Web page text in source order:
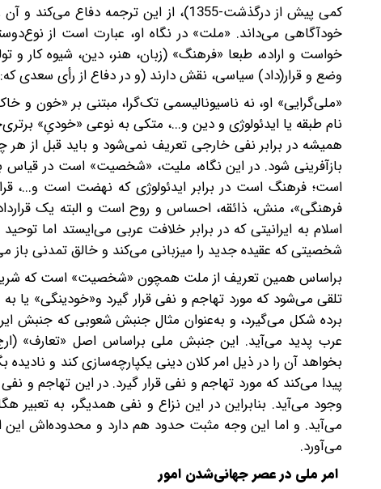
کمی پیش از درگذشت‌-1355)، از این ترجمه
خودآگاهی می‌داند. «ملت» در نگاه او، عبارت است از
خواست و اراده، طبعا «فرهنگ» (زبان، هنر، دین، شیوه کار
وضع و قرار(داد) سیاسی، نقش دارند (و در دفاع از رأی سعدی
«ملی‌گرایی» او، نه ناسیونالیسمی تک‌گرا، مبتنی بر «خون و
نام طبقه یا ایدئولوژی و دین و...، متکی به نوعی «خودیِ»
همیشه در برابر نفی خارجی تعریف نمی‌شود و باید قبل از هر
بازآفرینی شود. در این نگاه، ملیت، «شخصیت» است در قیاس
است؛ فرهنگ است در برابر ایدئولوژی که نهضت است و...،
فرهنگی»، منش، ذائقه، احساس و روح است و البته یک
اسلام به ایرانیتی که در برابر خلافت عربی می‌ایستد اما
شخصیتی که عقیده جدید را میزبانی می‌کند و خالق تمدنی
براساس همین تعریف از ملت همچون «شخصیت» است که
تلقی می‌شود که مورد تهاجم و نفی قرار گیرد و«خودینگی»
برده شکل می‌گیرد، و به‌عنوان مثال جنبش شعوبی که جنبش
عرب پدید می‌آید. این جنبش ملی براساس اصل «تعارف»
بخواهد آن را در ذیل امر کلان دینی یکپارچه‌سازی کند و
پیدا می‌کند که مورد تهاجم و نفی قرار گیرد. در این تهاجم
وجود می‌آید. بنابراین در این نزاع و نفی همدیگر، به ‌تعبیر
می‌آید. و اما این وجه مثبت حدود هم دارد و محدوده‌اش این
می‌آورد.
امر ملی در عصر جهانی‌شدن امور